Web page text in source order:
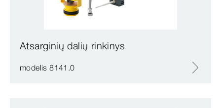
Atsarginių dalių rinkinys
modelis 8141.0